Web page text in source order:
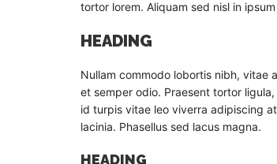
tortor lorem. Aliquam sed nisl in
HEADING
Nullam commodo lobortis nibh, vitae
et semper odio. Praesent tortor
id turpis vitae leo viverra adipiscing
lacinia. Phasellus sed lacus magna.
HEADING